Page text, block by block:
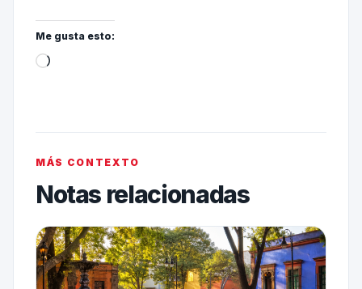
Me gusta esto:
MÁS CONTEXTO
Notas relacionadas